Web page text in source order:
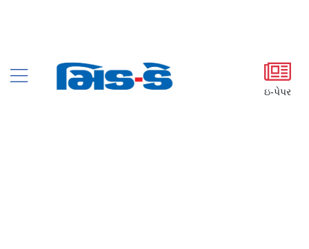
ઇ-પેપર